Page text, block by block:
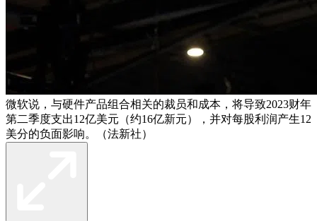
微软说，与硬件产品组合相关的裁员和成本，将导致2023财年
第二季度支出12亿美元（约16亿新元），并对每股利润产生12
美分的负面影响。（法新社）